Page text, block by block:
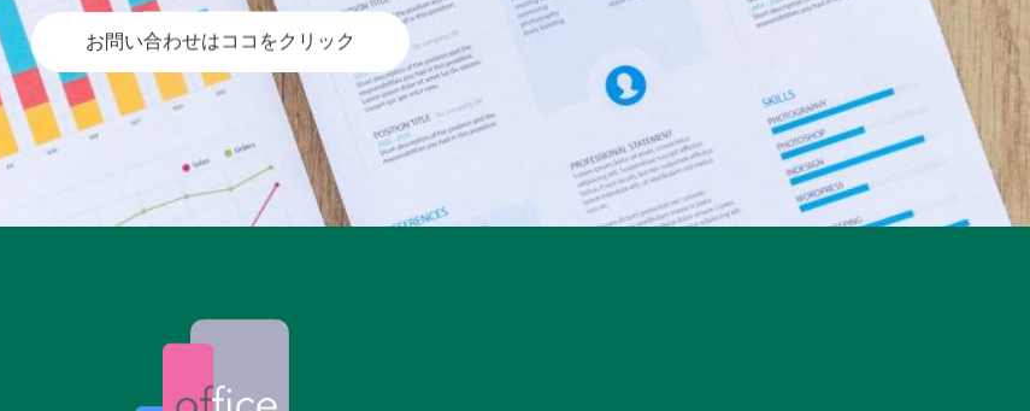
お問い合わせはココをクリック